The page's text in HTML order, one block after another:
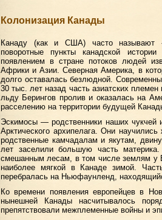
Колонизация Канады
Канаду (как и США) часто называют
поворотные пункты канадской
появлением в стране потоков людей
Африки и Азии. Северная Америка, в
долго оставалась безлюдной.
30 тыс. лет назад часть азиатских
льду Берингов пролив и оказалась на
расселению на территории будущей
Эскимосы — родственники наших
Арктического архипелага. Они
родственные камчадалам и якутам,
лет заселили большую часть
смешанным лесам, в том числе землям у
наиболее мягкой в Канаде зимой.
перебралась на Ньюфаунленд,
Ко времени появления европейцев в
нынешней Канады насчитывалось
препятствовали межплеменные войны и